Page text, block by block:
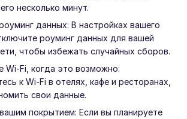
несколько минут.
данных: В настройках вашего
роуминг данных для вашей
чтобы избежать случайных сборов.
Wi-Fi, когда это возможно:
к Wi-Fi в отелях, кафе и ресторанах,
свои данные.
покрытием: Если вы планируете